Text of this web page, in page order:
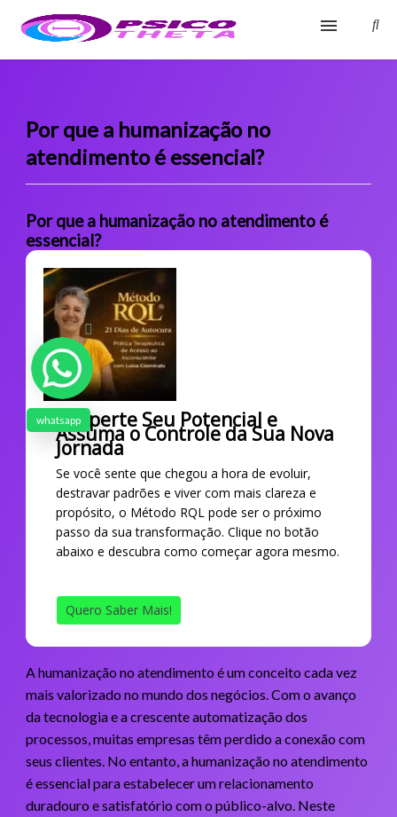
Blog
Glossário
Fale Conosco
Por que a humanização no
atendimento é essencial?
Por que a humanização no atendimento é
essencial?
Desperte Seu Potencial e
Assuma o Controle da Sua Nova
Jornada
Se você sente que chegou a hora de evoluir,
destravar padrões e viver com mais clareza e
propósito, o Método RQL pode ser o próximo
passo da sua transformação. Clique no botão
abaixo e descubra como começar agora mesmo.
Quero Saber Mais!
A humanização no atendimento é um conceito cada vez
mais valorizado no mundo dos negócios. Com o avanço
da tecnologia e a crescente automatização dos
processos, muitas empresas têm perdido a conexão com
seus clientes. No entanto, a humanização no atendimento
é essencial para estabelecer um relacionamento
duradouro e satisfatório com o público-alvo. Neste
whatsapp